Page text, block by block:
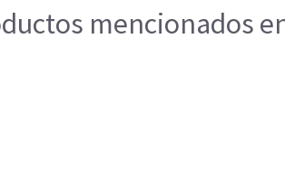
mencionados